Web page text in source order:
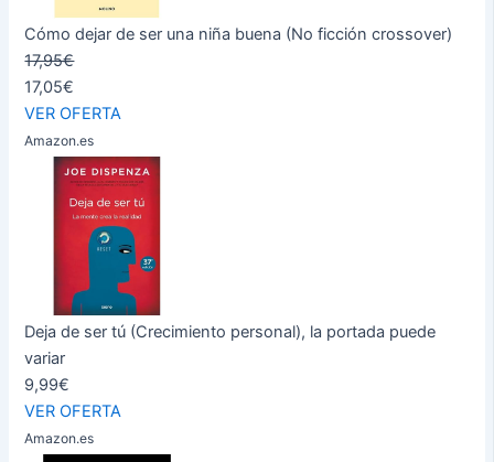
Cómo dejar de ser una niña buena (No ficción crossover)
17,95€
17,05€
VER OFERTA
Amazon.es
Deja de ser tú (Crecimiento personal), la portada puede
variar
9,99€
VER OFERTA
Amazon.es